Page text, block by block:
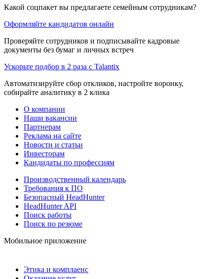
Какой соцпакет вы предлагаете семейным сотрудникам?
Оформляйте кандидатов онлайн
Проверяйте сотрудников и подписывайте кадровые
документы без бумаг и личных встреч
Ускорьте подбор в 2 раза с Talantix
Автоматизируйте сбор откликов, настройте воронку,
собирайте аналитику в 2 клика
О компании
Наши вакансии
Партнерам
Реклама на сайте
Новости и статьи
Инвесторам
Кандидаты по профессиям
Производственный календарь
Требования к ПО
Безопасный HeadHunter
HeadHunter API
Поиск работы
Поиск по резюме
Мобильное приложение
Этика и комплаенс